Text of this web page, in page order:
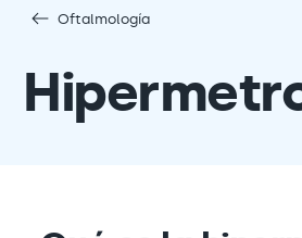
Oftalmología